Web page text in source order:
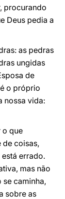
procurando
Deus pedia a
as pedras
ungidas
de
o próprio
nossa vida:
o que
coisas,
errado.
mas não
se caminha,
sobre as